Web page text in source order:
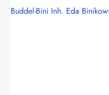
Buddel-Bini Inh. Eda